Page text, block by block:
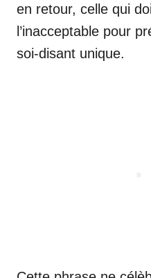
en retour, celle qui
l’inacceptable pour
soi-disant unique.